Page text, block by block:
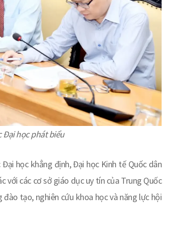
Đại học phát biểu
học khẳng định, Đại học Kinh tế Quốc dân
với các cơ sở giáo dục uy tín của Trung Quốc
tạo, nghiên cứu khoa học và năng lực hội